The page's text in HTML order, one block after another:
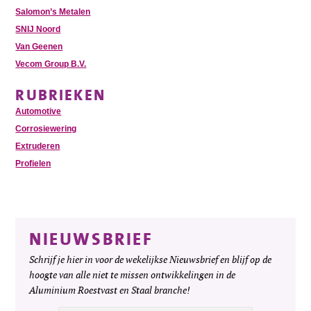
Salomon’s Metalen
SNIJ Noord
Van Geenen
Vecom Group B.V.
RUBRIEKEN
Automotive
Corrosiewering
Extruderen
Profielen
NIEUWSBRIEF
Schrijf je hier in voor de wekelijkse Nieuwsbrief en blijf op de
hoogte van alle niet te missen ontwikkelingen in de
Aluminium Roestvast en Staal branche!